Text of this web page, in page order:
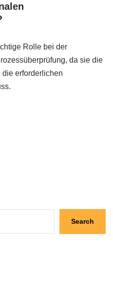
Rolle bei der
da sie die
erforderlichen
Search